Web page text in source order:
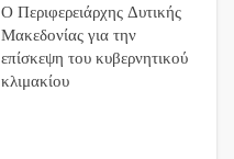
Ο Περιφερειάρχης Δυτικής
Μακεδονίας για την
επίσκεψη του κυβερνητικού
κλιμακίου